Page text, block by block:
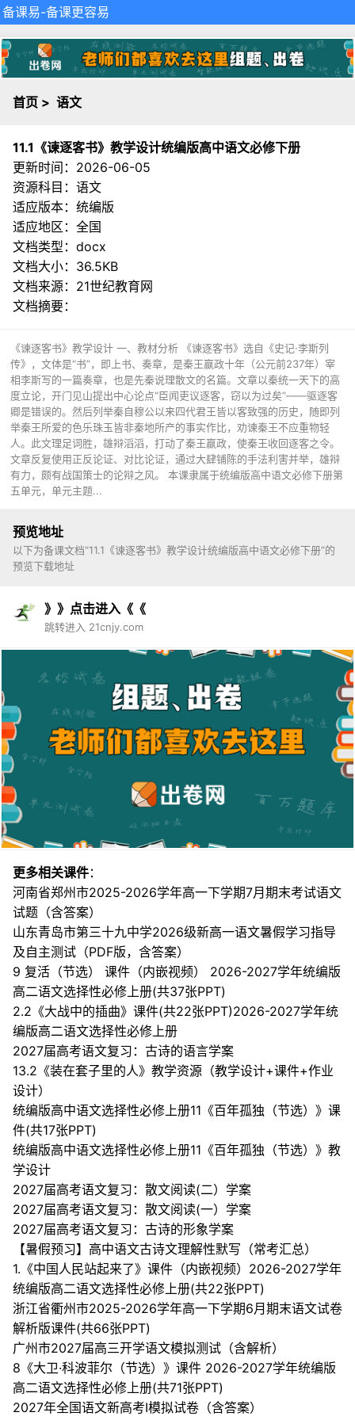
备课易-备课更容易
首页 > 语文
11.1《谏逐客书》教学设计统编版高中语文必修下册
更新时间：2026-06-05
资源科目：语文
适应版本：统编版
适应地区：全国
文档类型：docx
文档大小：36.5KB
文档来源： 21世纪教育网
文档摘要：
《谏逐客书》教学设计 一、教材分析 《谏逐客书》选自《史记·李斯列
传》，文体是“书”，即上书、奏章，是秦王嬴政十年（公元前237年）宰
相李斯写的一篇奏章，也是先秦说理散文的名篇。文章以秦统一天下的高
度立论，开门见山提出中心论点“臣闻吏议逐客，窃以为过矣”——驱逐客
卿是错误的。然后列举秦自穆公以来四代君王皆以客致强的历史，随即列
举秦王所爱的色乐珠玉皆非秦地所产的事实作比，劝谏秦王不应重物轻
人。此文理足词胜，雄辩滔滔，打动了秦王嬴政，使秦王收回逐客之令。
文章反复使用正反论证、对比论证，通过大肆铺陈的手法利害并举，雄辩
有力，颇有战国策士的论辩之风。 本课隶属于统编版高中语文必修下册第
五单元，单元主题...
预览地址
以下为备课文档“11.1《谏逐客书》教学设计统编版高中语文必修下册”的
预览下载地址
》》点击进入《《
跳转进入 21cnjy.com
更多相关课件：
河南省郑州市2025-2026学年高一下学期7月期末考试语文
试题（含答案）
山东青岛市第三十九中学2026级新高一语文暑假学习指导
及自主测试（PDF版，含答案）
9 复活（节选） 课件（内嵌视频） 2026-2027学年统编版
高二语文选择性必修上册(共37张PPT)
2.2《大战中的插曲》课件(共22张PPT)2026-2027学年统
编版高二语文选择性必修上册
2027届高考语文复习：古诗的语言学案
13.2《装在套子里的人》教学资源（教学设计+课件+作业
设计）
统编版高中语文选择性必修上册11《百年孤独（节选）》课
件(共17张PPT)
统编版高中语文选择性必修上册11《百年孤独（节选）》教
学设计
2027届高考语文复习：散文阅读(二）学案
2027届高考语文复习：散文阅读(一）学案
2027届高考语文复习：古诗的形象学案
【暑假预习】高中语文古诗文理解性默写（常考汇总）
1.《中国人民站起来了》课件（内嵌视频）2026-2027学年
统编版高二语文选择性必修上册(共22张PPT)
浙江省衢州市2025-2026学年高一下学期6月期末语文试卷
解析版课件(共66张PPT)
广州市2027届高三开学语文模拟测试（含解析）
8《大卫·科波菲尔（节选）》课件 2026-2027学年统编版
高二语文选择性必修上册(共71张PPT)
2027年全国语文新高考I模拟试卷（含答案）